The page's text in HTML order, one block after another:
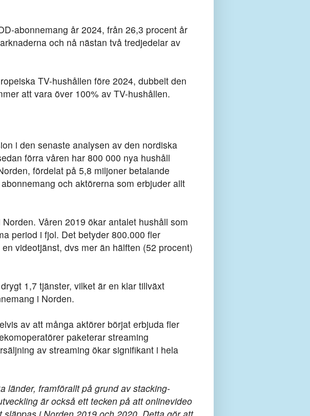
abonnemang år 2024, från 26,3 procent år
och nå nästan två tredjedelar av
TV-hushållen före 2024, dubbelt den
att vara över 100% av TV-hushållen.
i den senaste analysen av den nordiska
förra våren har 800 000 nya hushåll
fördelat på 5,8 miljoner betalande
och aktörerna som erbjuder allt
Våren 2019 ökar antalet hushåll som
period i fjol. Det betyder 800.000 fler
videotjänst, dvs mer än hälften (52 procent)
1,7 tjänster, vilket är en klar tillväxt
i Norden.
av att många aktörer börjat erbjuda fler
paketerar streaming
av streaming ökar signifikant i hela
länder, framförallt på grund av stacking-
är också ett tecken på att onlinevideo